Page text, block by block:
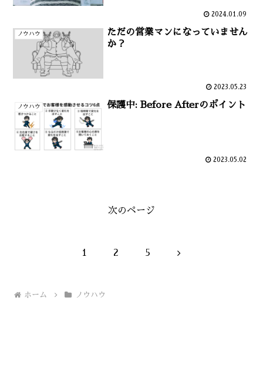
2024.01.09
ノウハウ
ただの営業マンになっていません
か？
2023.05.23
ノウハウ 保護中: Before Afterのポイント
2023.05.02
次のページ
1 2 5 次
ホーム ノウハウ